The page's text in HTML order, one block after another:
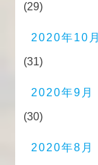
(29)
2020年10月
(31)
2020年9月
(30)
2020年8月